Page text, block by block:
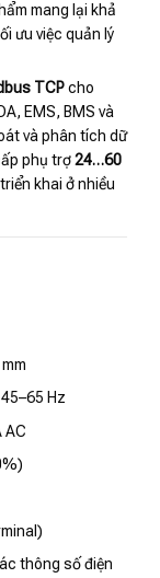
mang lại khả
ưu việc quản lý
TCPcho
EMS, BMS và
và phân tích dữ
phụ trợ24…60
khai ở nhiều
Hz
AC
thông số điện